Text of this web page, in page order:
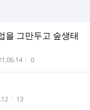
을 그만두고 숲생태
성시간 조회수
0
간 조회수
13